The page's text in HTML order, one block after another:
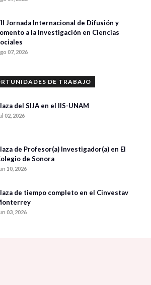
Jornada Internacional de Difusión y
a la Investigación en Ciencias
07, 2026
DE TRABAJO
del SIJA en el IIS-UNAM
02, 2026
de Profesor(a) Investigador(a) en El
de Sonora
10, 2026
de tiempo completo en el Cinvestav
03, 2026